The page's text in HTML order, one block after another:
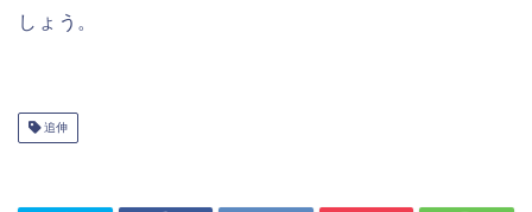
しょう。
追伸